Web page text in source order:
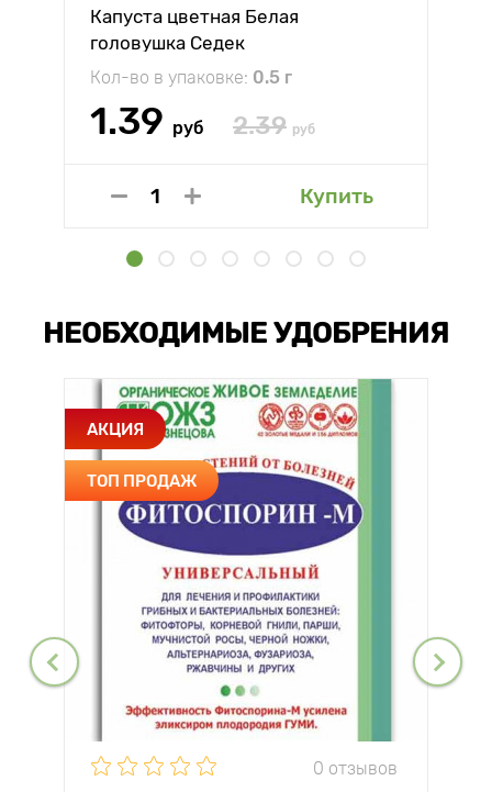
Капуста цветная Белая
головушка Седек
Кол-во в упаковке: 0.5 г
1.39 руб 2.39 руб
Купить
НЕОБХОДИМЫЕ УДОБРЕНИЯ
АКЦИЯ
ТОП ПРОДАЖ
0 отзывов